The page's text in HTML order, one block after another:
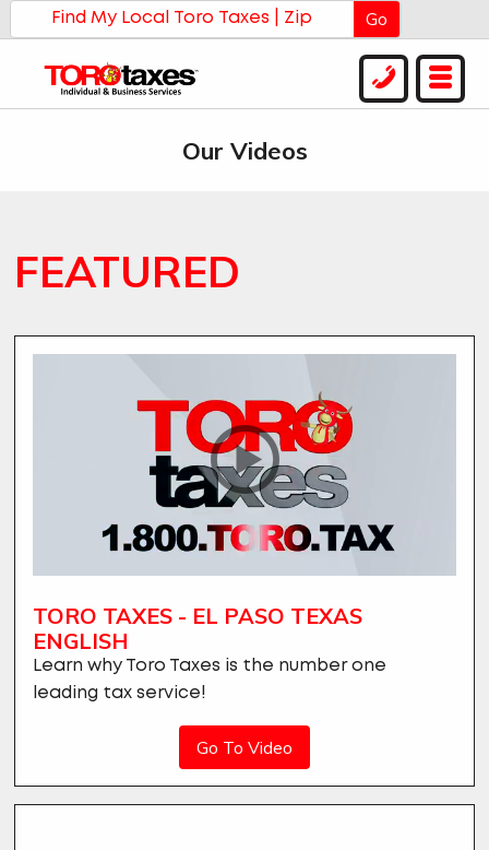
Go
Our Videos
FEATURED
TORO TAXES - EL PASO TEXAS
ENGLISH
Learn why Toro Taxes is the number one
leading tax service!
Go To Video